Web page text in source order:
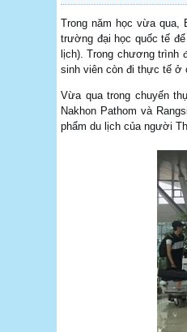
Trong năm học vừa
trường đại học quốc tế
lịch). Trong chương trình
sinh viên còn đi thực tế ở
Vừa qua trong chuyến
Nakhon Pathom và
phẩm du lịch của người